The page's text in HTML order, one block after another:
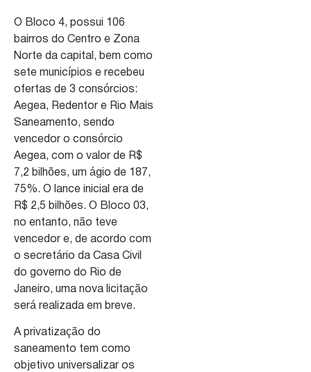
O Bloco 4, possui 106
bairros do Centro e Zona
Norte da capital, bem como
sete municípios e recebeu
ofertas de 3 consórcios:
Aegea, Redentor e Rio Mais
Saneamento, sendo
vencedor o consórcio
Aegea, com o valor de R$
7,2 bilhões, um ágio de 187,
75%. O lance inicial era de
R$ 2,5 bilhões. O Bloco 03,
no entanto, não teve
vencedor e, de acordo com
o secretário da Casa Civil
do governo do Rio de
Janeiro, uma nova licitação
será realizada em breve.
A privatização do
saneamento tem como
objetivo universalizar os